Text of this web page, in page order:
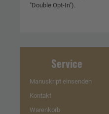
"Double Opt-In").
Service
Manuskript einsenden
Kontakt
Warenkorb